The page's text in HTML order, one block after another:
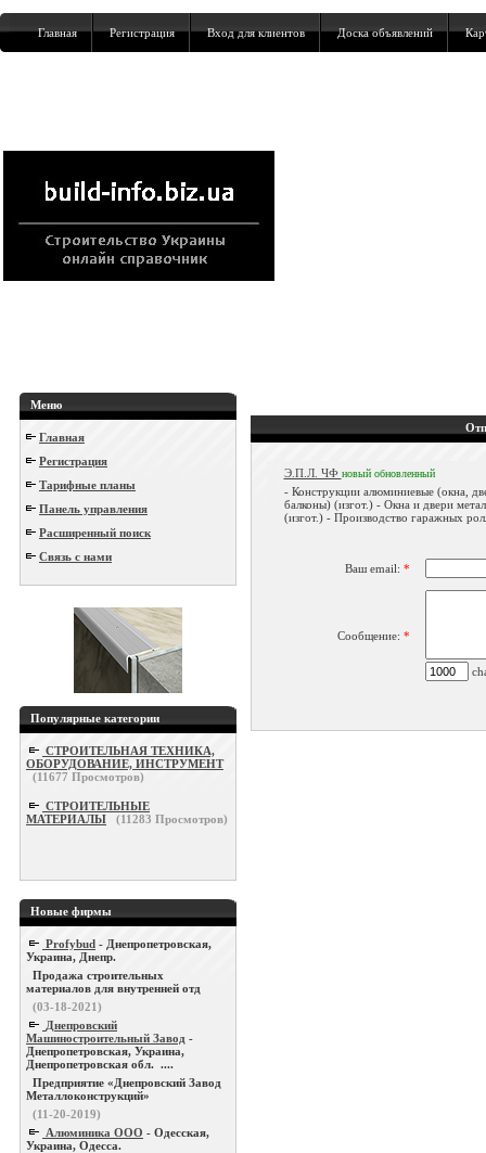
Главная Регистрация Вход для клиентов Доска объявлений
Меню
Главная
Регистрация
Тарифные планы
Панель управления
Расширенный поиск
Связь с нами
Популярные категории
СТРОИТЕЛЬНАЯ ТЕХНИКА,
ОБОРУДОВАНИЕ, ИНСТРУМЕНТ
(11677 Просмотров)
СТРОИТЕЛЬНЫЕ
МАТЕРИАЛЫ
(11283 Просмотров)
Новые фирмы
Profybud - Днепропетровская,
Украина, Днепр.
Продажа строительных
материалов для внутренней отд
(03-18-2021)
Днепровский
Машиностроительный Завод -
Днепропетровская, Украина,
Днепропетровская обл. ....
Предприятие «Днепровский Завод
Металлоконструкций»
(11-20-2019)
Алюминика ООО - Одесская,
Украина, Одесса.
Э.П.Л. ЧФ новый обновленный
- Конструкции алюминиевые (окна,
балконы) (изгот.) - Окна и двери
(изгот.) - Производство гаражных
Ваш email: *
Сообщение: *